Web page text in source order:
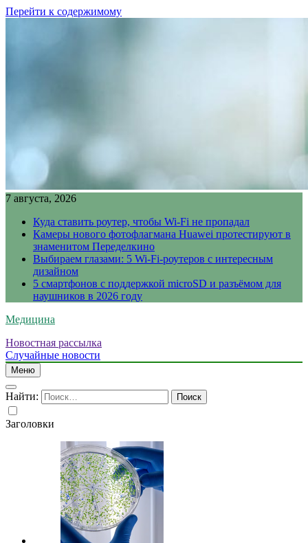
Перейти к содержимому
7 августа, 2026
Куда ставить роутер, чтобы Wi-Fi не пропадал
Камеры нового фотофлагмана Huawei протестируют в
знаменитом Переделкино
Выбираем глазами: 5 Wi-Fi-роутеров с интересным
дизайном
5 смартфонов с поддержкой microSD и разъёмом для
наушников в 2026 году
Медицина
Новостная рассылка
Случайные новости
Меню
Найти:
Заголовки